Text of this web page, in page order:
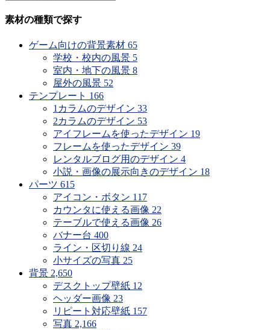
素材の種類で探す
ゲーム向けの背景素材 65
学校・校内の風景 5
室内・地下の風景 8
屋外の風景 52
テンプレート 166
1カラムのデザイン 33
2カラムのデザイン 53
アイフレームを使ったデザイン 19
フレームを使ったデザイン 39
レンタルブログ用のデザイン 4
小説・画像の展示向きのデザイン 18
パーツ 615
アイコン・ボタン 117
カウンタに使える画像 22
テーブルで使える画像 26
バナー台 400
ライン・区切り線 24
小サイズの写真 25
背景 2,650
デスクトップ壁紙 12
ヘッダー画像 23
リピート対応壁紙 157
写真 2,166